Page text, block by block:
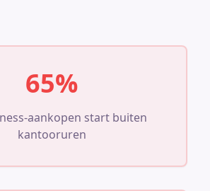
65%
aankopen start buiten
kantooruren